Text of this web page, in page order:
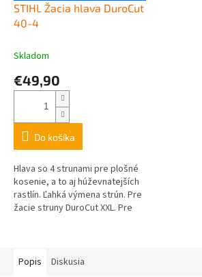
STIHL Žacia hlava DuroCut
40-4
Skladom
€49,90
Do košíka
Hlava so 4 strunami pre plošné
kosenie, a to aj húževnatejších
rastlín. Ľahká výmena strún. Pre
žacie struny DuroCut XXL. Pre
Popis Diskusia